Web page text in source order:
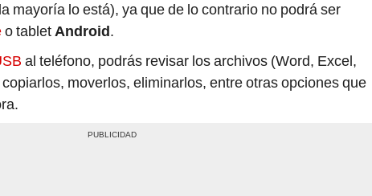
mayoría lo está), ya que de lo contrario no podrá ser
o tabletAndroid.
al teléfono, podrás revisar los archivos (Word, Excel,
moverlos, eliminarlos, entre otras opciones que